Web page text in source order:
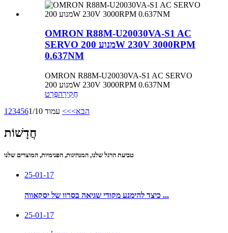
OMRON R88M-U20030VA-S1 AC
SERVO מנוע 200W 230V 3000RPM
0.637NM
OMRON R88M-U20030VA-S1 AC SERVO
מנוע 200W 230V 3000RPM 0.637NM
חֲקִירָהפְּרָט
1 23456 הבא>>> עמוד 1/10
חֲדָשׁוֹת
טביעת הרגל שלנו, המנהיגות, הפנימיות, המוצרים שלנו
25-01-17
כיצד להימנע מקודי שגיאה בסרוו של יסקאווה ...
25-01-17